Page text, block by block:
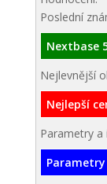
Poslední
Nextbase
Nejlevnější
Nejlepší
Parametry
Parametry